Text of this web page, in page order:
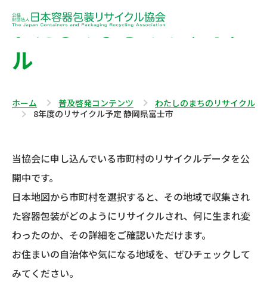
わたしのまちのリサイク
ル
ホーム 普及啓発コンテンツ
わたしのまちのリサイクル
8年度のリサイクル予定 静岡県富士市
当協会に申し込んでいる市町村のリサイクルデータを公
開中です。
日本地図から市町村を選択すると、その地域で収集され
た容器包装がどのようにリサイクルされ、何に生まれ変
わったのか、その詳細をご確認いただけます。
お住まいの自治体や気になる地域を、ぜひチェックして
みてください。